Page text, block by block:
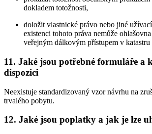
dokladem totožnosti,
doložit vlastnické právo nebo jiné
existenci tohoto práva nemůže
veřejným dálkovým přístupem v katastru
11. Jaké jsou potřebné formuláře a
dispozici
Neexistuje standardizovaný vzor návrhu na
trvalého pobytu.
12. Jaké jsou poplatky a jak je lze